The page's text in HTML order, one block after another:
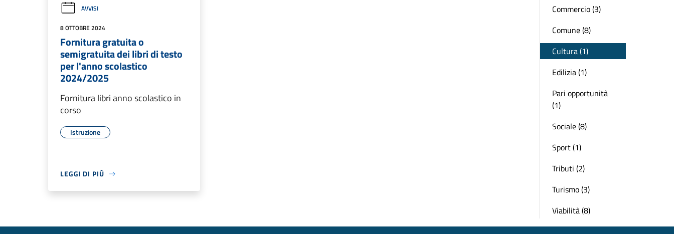
AVVISI
8 OTTOBRE 2024
Fornitura gratuita o
semigratuita dei libri di testo
per l'anno scolastico
2024/2025
Fornitura libri anno scolastico in
corso
Istruzione
LEGGI DI PIÙ
Commercio (3)
Comune (8)
Cultura (1)
Edilizia (1)
Pari opportunità
(1)
Sociale (8)
Sport (1)
Tributi (2)
Turismo (3)
Viabilità (8)